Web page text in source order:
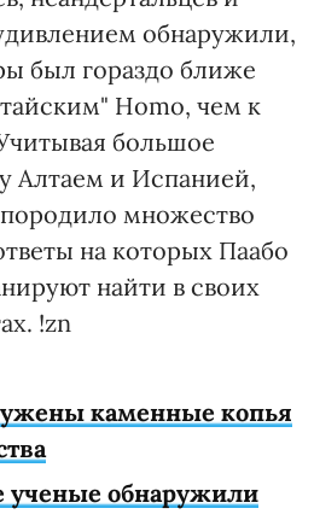
обнаружили,
был гораздо ближе
Homo, чем к
большое
Алтаем и Испанией,
множество
на которых Паабо
найти в своих
!zn
каменные копья
обнаружили